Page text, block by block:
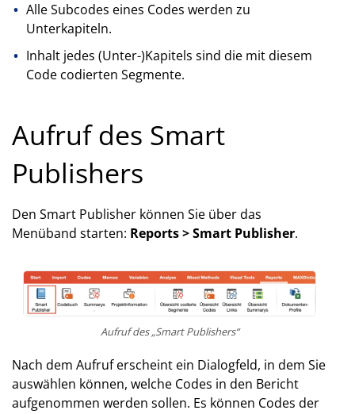
Alle Subcodes eines Codes werden zu
Unterkapiteln.
Inhalt jedes (Unter-)Kapitels sind die mit diesem
Code codierten Segmente.
Aufruf des Smart
Publishers
Den Smart Publisher können Sie über das
Menüband starten: Reports > Smart Publisher.
Aufruf des „Smart Publishers“
Nach dem Aufruf erscheint ein Dialogfeld, in dem Sie
auswählen können, welche Codes in den Bericht
aufgenommen werden sollen. Es können Codes der